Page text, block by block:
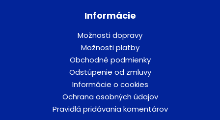
Informácie
Možnosti dopravy
Možnosti platby
Obchodné podmienky
Odstúpenie od zmluvy
Informácie o cookies
Ochrana osobných údajov
Pravidlá pridávania komentárov